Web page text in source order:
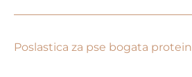
Poslastica za pse bogata